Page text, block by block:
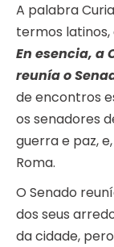
A palabra
termos latinos,
En esencia, a
reunía o
de encontros
os senadores
guerra e paz,
Roma.
O Senado
dos seus
da cidade,